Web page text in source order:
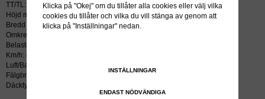
TT/TL: TL (slang krävs ej)
Höjd mm: 1425
Bredd mm: 480
Omkrets mm: 4133
Belastning kg: 4000
Km/h: 40
Luft/Bar: 2.6
Fälgbredd tum: 16
Däcktyp: diagonal
Klicka på "Okej" om du tillåter alla cookies eller välj vilka
cookies du tillåter och vilka du vill stänga av genom att
klicka på "Inställningar" nedan.
INSTÄLLNINGAR
ENDAST NÖDVÄNDIGA